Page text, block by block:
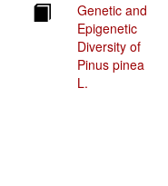
Genetic and
Epigenetic
Diversity of
Pinus pinea
L.